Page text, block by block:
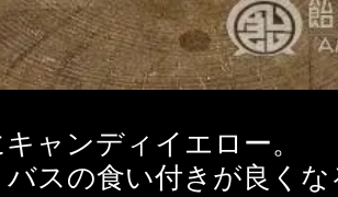
ャンディイエロー。
スの食い付きが良く